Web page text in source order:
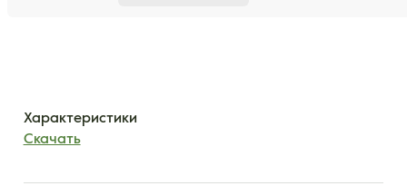
Характеристики
Скачать